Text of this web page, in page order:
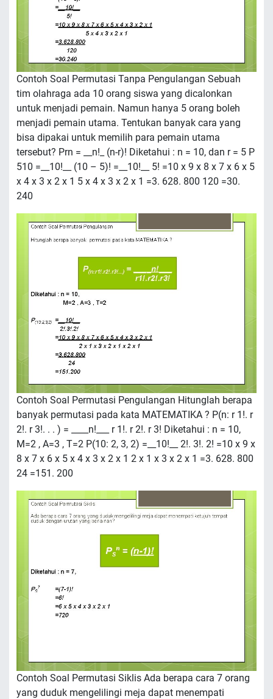
Contoh Soal Permutasi Tanpa Pengulangan Sebuah
tim olahraga ada 10 orang siswa yang dicalonkan
untuk menjadi pemain. Namun hanya 5 orang boleh
menjadi pemain utama. Tentukan banyak cara yang
bisa dipakai untuk memilih para pemain utama
tersebut? Prn = __n!_ (n-r)! Diketahui : n = 10, dan r = 5 P
510 =__10!__ (10 – 5)! =__10!__ 5! =10 x 9 x 8 x 7 x 6 x 5
x 4 x 3 x 2 x 1 5 x 4 x 3 x 2 x 1 =3. 628. 800 120 =30.
240
Contoh Soal Permutasi Pengulangan Hitunglah berapa
banyak permutasi pada kata MATEMATIKA ? P(n: r 1!. r
2!. r 3!. . . ) = ____n!___ r 1!. r 2!. r 3! Diketahui : n = 10,
M=2 , A=3 , T=2 P(10: 2, 3, 2) =__10!__ 2!. 3!. 2! =10 x 9 x
8 x 7 x 6 x 5 x 4 x 3 x 2 x 1 2 x 1 x 3 x 2 x 1 =3. 628. 800
24 =151. 200
Contoh Soal Permutasi Siklis Ada berapa cara 7 orang
yang duduk mengelilingi meja dapat menempati